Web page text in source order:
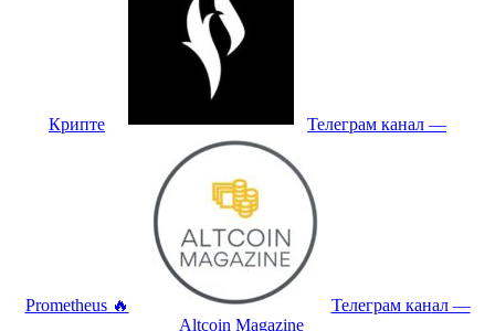
Крипте Телеграм канал —
Prometheus 🔥
Телеграм канал —
Altcoin Magazine